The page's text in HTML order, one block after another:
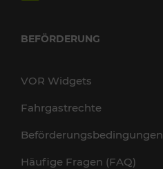
BEFÖRDERUNG
VOR Widgets
Fahrgastrechte
Beförderungsbedingungen
Häufige Fragen (FAQ)